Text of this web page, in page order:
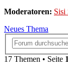
Moderatoren: Sisi
Neues Thema
17 Themen • Seite 1